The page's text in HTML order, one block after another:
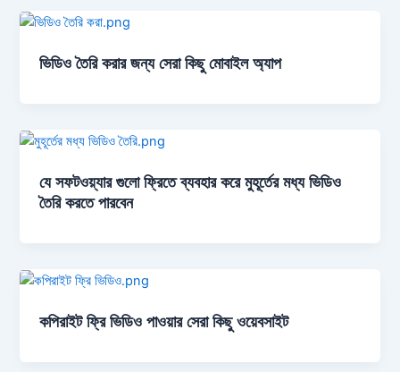
ভিডিও তৈরি করার জন্য সেরা কিছু মোবাইল অ্যাপ
যে সফটওয়্যার গুলো ফ্রিতে ব্যবহার করে মুহূর্তের মধ্য ভিডিও
তৈরি করতে পারবেন
কপিরাইট ফ্রি ভিডিও পাওয়ার সেরা কিছু ওয়েবসাইট